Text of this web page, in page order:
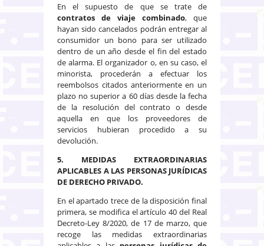
En el supuesto de que se trate de
contratos de viaje combinado, que
hayan sido cancelados podrán entregar al
consumidor un bono para ser utilizado
dentro de un año desde el fin del estado
de alarma. El organizador o, en su caso, el
minorista, procederán a efectuar los
reembolsos citados anteriormente en un
plazo no superior a 60 días desde la fecha
de la resolución del contrato o desde
aquella en que los proveedores de
servicios hubieran procedido a su
devolución.
5. MEDIDAS EXTRAORDINARIAS
APLICABLES A LAS PERSONAS JURÍDICAS
DE DERECHO PRIVADO.
En el apartado trece de la disposición final
primera, se modifica el artículo 40 del Real
Decreto-Ley 8/2020, de 17 de marzo, que
recoge las medidas extraordinarias